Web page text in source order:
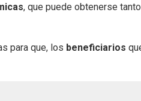
, que puede obtenerse
para que, los beneficiarios